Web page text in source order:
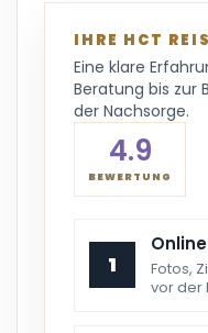
IHRE HCT
Eine klare
Beratung bis zur
der Nachsorge.
4.9
BEWERTUNG
1
Fotos,
vor der